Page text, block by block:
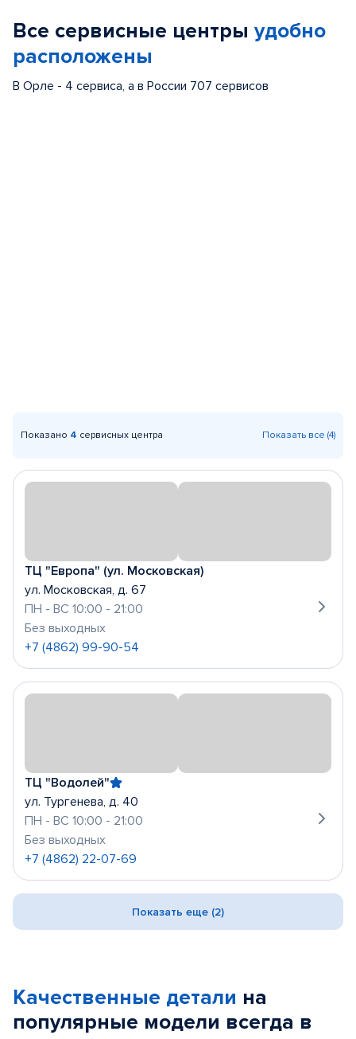
Все сервисные центры удобно
расположены
В Орле - 4 сервиса, а в России 707 сервисов
Показано 4 сервисных центра Показать все (4)
ТЦ "Европа" (ул. Московская)
ул. Московская, д. 67
ПН - ВС 10:00 - 21:00
Без выходных
+7 (4862) 99-90-54
ТЦ "Водолей"
ул. Тургенева, д. 40
ПН - ВС 10:00 - 21:00
Без выходных
+7 (4862) 22-07-69
Показать еще (2)
Качественные детали на
популярные модели всегда в